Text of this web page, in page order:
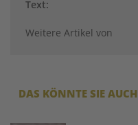
Text:
Weitere Artikel von
DAS KÖNNTE SIE